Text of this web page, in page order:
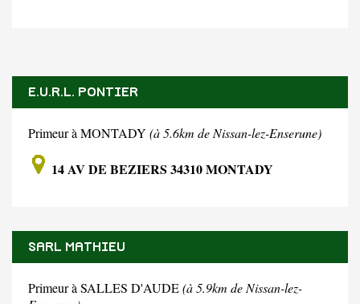
E.U.R.L. PONTIER
Primeur à MONTADY (à 5.6km de Nissan-lez-Enserune)
14 AV DE BEZIERS 34310 MONTADY
SARL MATHIEU
Primeur à SALLES D'AUDE(à 5.9km de Nissan-lez-